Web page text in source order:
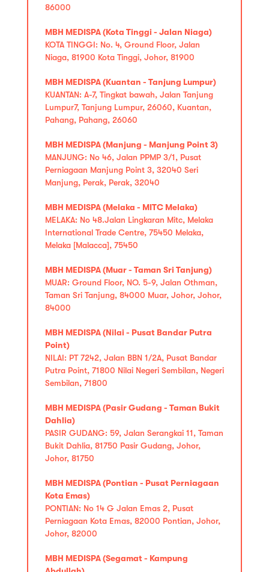
86000
MBH MEDISPA (Kota Tinggi - Jalan Niaga)
KOTA TINGGI: No. 4, Ground Floor, Jalan
Niaga, 81900 Kota Tinggi, Johor, 81900
MBH MEDISPA (Kuantan - Tanjung Lumpur)
KUANTAN: A-7, Tingkat bawah, Jalan Tanjung
Lumpur7, Tanjung Lumpur, 26060, Kuantan,
Pahang, Pahang, 26060
MBH MEDISPA (Manjung - Manjung Point 3)
MANJUNG: No 46, Jalan PPMP 3/1, Pusat
Perniagaan Manjung Point 3, 32040 Seri
Manjung, Perak, Perak, 32040
MBH MEDISPA (Melaka - MITC Melaka)
MELAKA: No 48.Jalan Lingkaran Mitc, Melaka
International Trade Centre, 75450 Melaka,
Melaka [Malacca], 75450
MBH MEDISPA (Muar - Taman Sri Tanjung)
MUAR: Ground Floor, NO. 5-9, Jalan Othman,
Taman Sri Tanjung, 84000 Muar, Johor, Johor,
84000
MBH MEDISPA (Nilai - Pusat Bandar Putra
Point)
NILAI: PT 7242, Jalan BBN 1/2A, Pusat Bandar
Putra Point, 71800 Nilai Negeri Sembilan, Negeri
Sembilan, 71800
MBH MEDISPA (Pasir Gudang - Taman Bukit
Dahlia)
PASIR GUDANG: 59, Jalan Serangkai 11, Taman
Bukit Dahlia, 81750 Pasir Gudang, Johor,
Johor, 81750
MBH MEDISPA (Pontian - Pusat Perniagaan
Kota Emas)
PONTIAN: No 14 G Jalan Emas 2, Pusat
Perniagaan Kota Emas, 82000 Pontian, Johor,
Johor, 82000
MBH MEDISPA (Segamat - Kampung